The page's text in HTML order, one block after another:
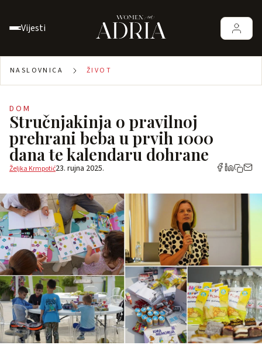
Vijesti
NASLOVNICA ŽIVOT
DOM
Stručnjakinja o pravilnoj
prehrani beba u prvih 1000
dana te kalendaru dohrane
Željka Krmpotić23. rujna 2025.